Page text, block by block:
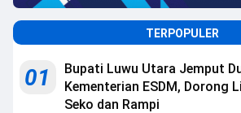
TERPOPULER
01
Bupati Luwu Utara Jemput
Kementerian ESDM, Dorong
Seko dan Rampi